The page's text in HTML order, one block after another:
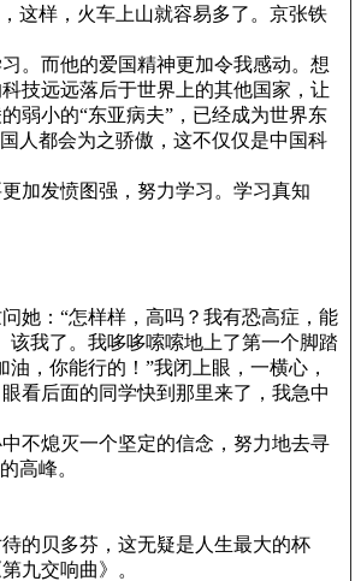
这样，火车上山就容易多了。京张铁
。而他的爱国精神更加令我感动。想
技远远落后于世界上的其他国家，让
弱小的“东亚病夫”，已经成为世界东
人都会为之骄傲，这不仅仅是中国科
加发愤图强，努力学习。学习真知
她：“怎样样，高吗？我有恐高症，能
该我了。我哆哆嗦嗦地上了第一个脚踏
，你能行的！”我闭上眼，一横心，
看后面的同学快到那里来了，我急中
不熄灭一个坚定的信念，努力地去寻
高峰。
的贝多芬，这无疑是人生最大的杯
九交响曲》。